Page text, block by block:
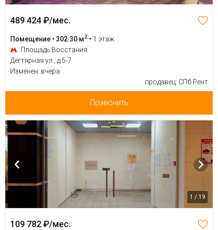
489 424 ₽/мес.
Помещение • 302.30 м2 • 1 этаж
Площадь Восстания
Дегтярная ул., д.5-7
Изменен: вчера
продавец: СПб Рент
Позвонить
1 / 19
109 782 ₽/мес.